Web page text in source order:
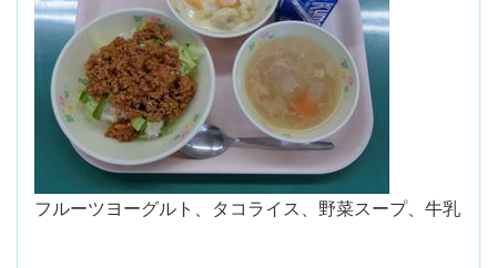
フルーツヨーグルト、タコライス、野菜スープ、牛乳